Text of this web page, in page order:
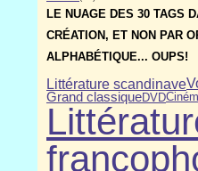
LE NUAGE DES 30 TAGS
CRÉATION, ET NON PAR
ALPHABÉTIQUE... OUPS!
Littérature scandinave
Grand classiqueDVD